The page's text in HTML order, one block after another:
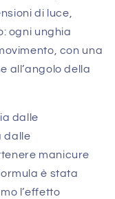
di luce,
ogni unghia
con una
all’angolo della
dalle
dalle
manicure
è stata
l’effetto